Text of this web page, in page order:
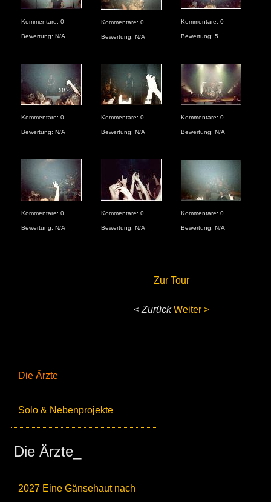
Die Ärzte
Solo & Nebenprojekte
Die Ärzte_
2027 Eine Gänsehaut nach
Kommentare: 0
Bewertung: N/A
Kommentare: 0
Bewertung: N/A
Kommentare: 0
Bewertung: 5
Kommentare: 0
Bewertung: N/A
Kommentare: 0
Bewertung: N/A
Kommentare: 0
Bewertung: N/A
Kommentare: 0
Bewertung: N/A
Kommentare: 0
Bewertung: N/A
Kommentare: 0
Bewertung: N/A
Zur Tour
< ZurückWeiter >